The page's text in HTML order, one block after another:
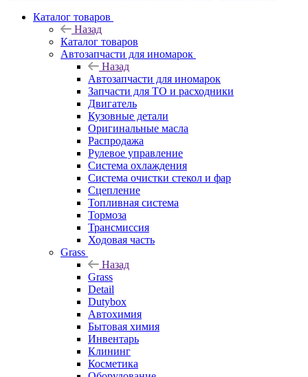
Каталог товаров
Назад
Каталог товаров
Автозапчасти для иномарок
Назад
Автозапчасти для иномарок
Запчасти для ТО и расходники
Двигатель
Кузовные детали
Оригинальные масла
Распродажа
Рулевое управление
Система охлаждения
Система очистки стекол и фар
Сцепление
Топливная система
Тормоза
Трансмиссия
Ходовая часть
Grass
Назад
Grass
Detail
Dutybox
Автохимия
Бытовая химия
Инвентарь
Клининг
Косметика